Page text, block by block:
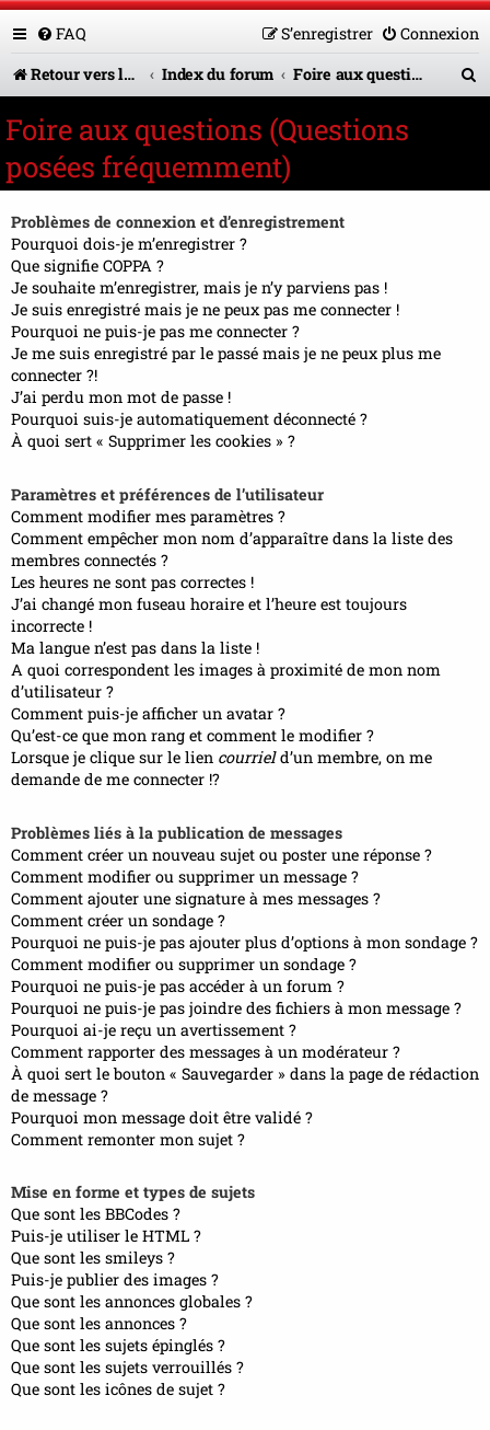
FAQ Connexion
S’enregistrer
Retour vers le site U.A.G.R.
Index du forum Foire aux questions (Questions posées fréquemment)
Foire aux questions (Questions
posées fréquemment)
Problèmes de connexion et d’enregistrement
Pourquoi dois-je m’enregistrer ?
Que signifie COPPA ?
Je souhaite m’enregistrer, mais je n’y parviens pas !
Je suis enregistré mais je ne peux pas me connecter !
Pourquoi ne puis-je pas me connecter ?
Je me suis enregistré par le passé mais je ne peux plus me
connecter ?!
J’ai perdu mon mot de passe !
Pourquoi suis-je automatiquement déconnecté ?
À quoi sert « Supprimer les cookies » ?
Paramètres et préférences de l’utilisateur
Comment modifier mes paramètres ?
Comment empêcher mon nom d’apparaître dans la liste des
membres connectés ?
Les heures ne sont pas correctes !
J’ai changé mon fuseau horaire et l’heure est toujours
incorrecte !
Ma langue n’est pas dans la liste !
A quoi correspondent les images à proximité de mon nom
d’utilisateur ?
Comment puis-je afficher un avatar ?
Qu’est-ce que mon rang et comment le modifier ?
Lorsque je clique sur le lien courrield’un membre, on me
demande de me connecter !?
Problèmes liés à la publication de messages
Comment créer un nouveau sujet ou poster une réponse ?
Comment modifier ou supprimer un message ?
Comment ajouter une signature à mes messages ?
Comment créer un sondage ?
Pourquoi ne puis-je pas ajouter plus d’options à mon sondage ?
Comment modifier ou supprimer un sondage ?
Pourquoi ne puis-je pas accéder à un forum ?
Pourquoi ne puis-je pas joindre des fichiers à mon message ?
Pourquoi ai-je reçu un avertissement ?
Comment rapporter des messages à un modérateur ?
À quoi sert le bouton « Sauvegarder » dans la page de rédaction
de message ?
Pourquoi mon message doit être validé ?
Comment remonter mon sujet ?
Mise en forme et types de sujets
Que sont les BBCodes ?
Puis-je utiliser le HTML ?
Que sont les smileys ?
Puis-je publier des images ?
Que sont les annonces globales ?
Que sont les annonces ?
Que sont les sujets épinglés ?
Que sont les sujets verrouillés ?
Que sont les icônes de sujet ?